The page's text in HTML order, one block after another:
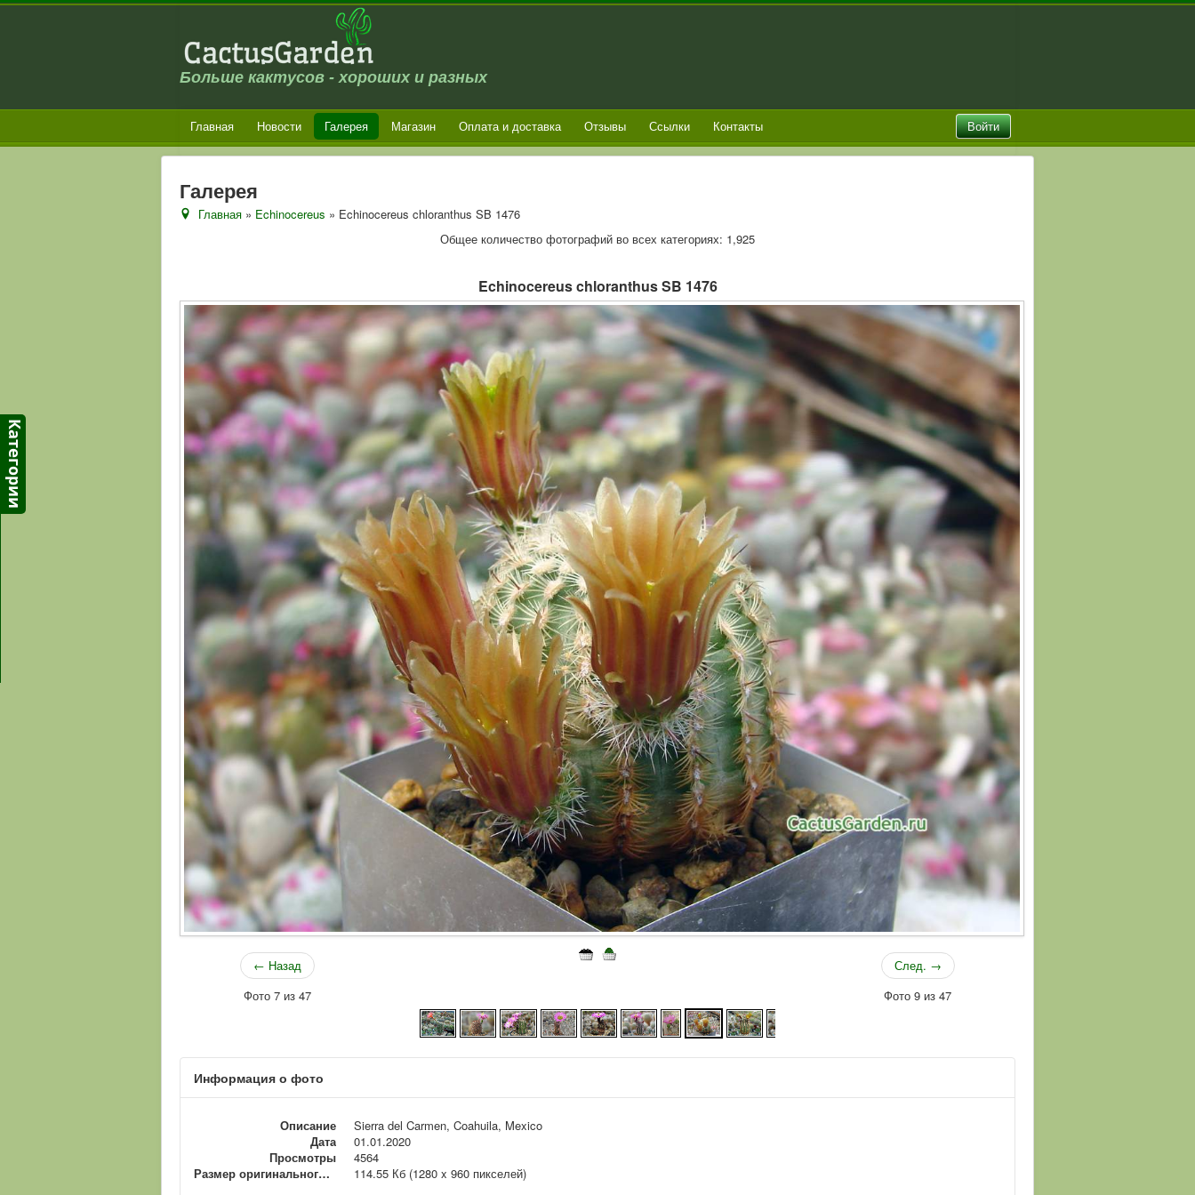
Больше кактусов - хороших и разных
Войти
Главная Новости Галерея Магазин Оплата и доставка Отзывы Ссылки Контакты
Галерея
Главная » Echinocereus » Echinocereus chloranthus SB 1476
Общее количество фотографий во всех категориях: 1,925
Echinocereus chloranthus SB 1476
← Назад
Фото 7 из 47
След. →
Фото 9 из 47
Информация о фото
Описание
Sierra del Carmen, Coahuila, Mexico
Дата
01.01.2020
Просмотры
4564
Размер оригинального файла
114.55 Кб (1280 x 960 пикселей)